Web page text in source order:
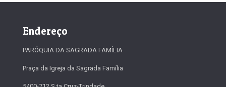
Endereço
PARÓQUIA DA SAGRADA FAMÍLIA
Praça da Igreja da Sagrada Família